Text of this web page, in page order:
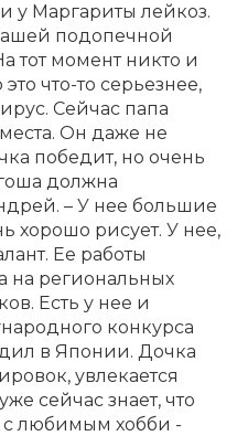
у Маргариты лейкоз.
подопечной
тот момент никто и
что-то серьезнее,
Сейчас папа
Он даже не
победит, но очень
должна
– У нее большие
хорошо рисует. У нее,
Ее работы
на региональных
Есть у нее и
конкурса
в Японии. Дочка
увлекается
сейчас знает, что
с любимым хобби -